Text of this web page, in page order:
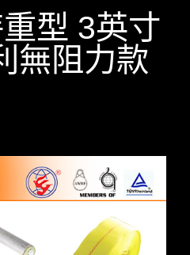
型 3英寸
無阻力款